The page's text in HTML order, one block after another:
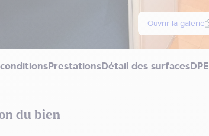
Ouvrir la galerie
PrestationsDétail des surfacesDPE
du bien